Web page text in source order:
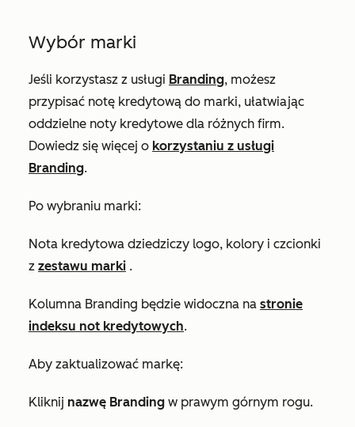
Wybór marki
Jeśli korzystasz z usługi Branding, możesz
przypisać notę kredytową do marki, ułatwiając
oddzielne noty kredytowe dla różnych firm.
Dowiedz się więcej o korzystaniu z usługi
Branding.
Po wybraniu marki:
Nota kredytowa dziedziczy logo, kolory i czcionki
z zestawu marki .
Kolumna Branding będzie widoczna na stronie
indeksu not kredytowych.
Aby zaktualizować markę:
Kliknij nazwę Branding w prawym górnym rogu.